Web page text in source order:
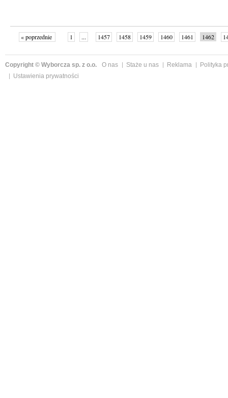
« poprzednie 1 ... 1457 1458 1459 1460 1461 1462
Copyright © Wyborcza sp. z o.o. O nas Staże u nas Reklama
Polityka
Ustawienia prywatności